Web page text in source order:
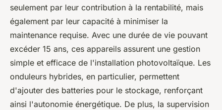
seulement par leur contribution à la rentabilité, mais
également par leur capacité à minimiser la
maintenance requise. Avec une durée de vie pouvant
excéder 15 ans, ces appareils assurent une gestion
simple et efficace de l'installation photovoltaïque. Les
onduleurs hybrides, en particulier, permettent
d'ajouter des batteries pour le stockage, renforçant
ainsi l'autonomie énergétique. De plus, la supervision